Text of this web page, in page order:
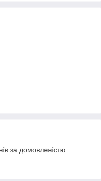
за домовленістю